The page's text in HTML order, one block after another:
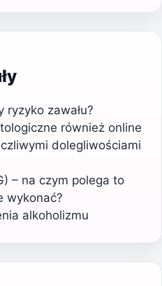
ryzyko zawału?
również online
dolegliwościami
– na czym polega to
wykonać?
alkoholizmu